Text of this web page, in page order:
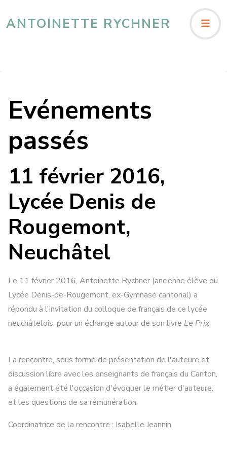
ANTOINETTE RYCHNER
Evénements
passés
11 février 2016,
Lycée Denis de
Rougemont,
Neuchâtel
Le 11 février 2016, Antoinette Rychner (ancienne élève du
Lycée Denis-de-Rougemont, ex-Gymnase cantonal) a
répondu à l'invitation du colloque de français de ce lycée
neuchâtelois, pour un échange autour de son livre Le Prix.
La rencontre, sous forme de présentation de l'auteure et
discussion libre avec les enseignants de français du Canton,
a également été l'occasion d'évoquer le métier d'auteure,
et les questions de sa rémunération.
Coordinatrice de la rencontre : Isabelle Jeannin